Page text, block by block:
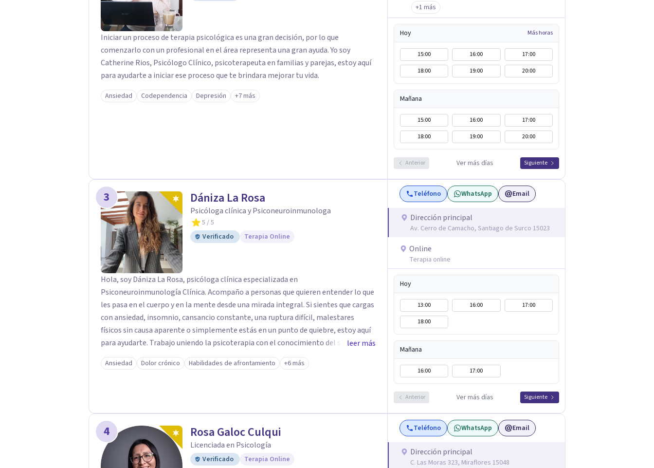
Iniciar un proceso de terapia psicológica es una gran decisión, por lo que
comenzarlo con un profesional en el área representa una gran ayuda. Yo soy
Catherine Rios, Psicólogo Clínico, psicoterapeuta en familias y parejas, estoy aquí
para ayudarte a iniciar ese proceso que te brindara mejorar tu vida.
Ansiedad Codependencia Depresión +7 más
+1 más
Hoy Más horas
15:00 16:00
17:00
18:00
19:00 20:00
Mañana
15:00 16:00
17:00
18:00
19:00 20:00
Anterior Ver más días Siguiente
3 Dániza La Rosa
Psicóloga clínica y Psiconeuroinmunologa
5 / 5
Verificado
Terapia Online
Hola, soy Dániza La Rosa, psicóloga clínica especializada en
Psiconeuroinmunología Clínica. Acompaño a personas que quieren entender lo que
les pasa en el cuerpo y en la mente desde una mirada integral. Si sientes que cargas
con ansiedad, insomnio, cansancio constante, una ruptura difícil, malestares
físicos sin causa aparente o simplemente estás en un punto de quiebre, estoy aquí
para ayudarte. Trabajo uniendo la psicoterapia con el conocimiento del sistema
inmune, hormonal y nervioso, para ir más allá del síntoma y descubrir qué hay
detrás. Mis sesiones son un espacio seguro, empático y sin juicios, donde tu historia
leer más
Ansiedad Dolor crónico Habilidades de afrontamiento +6 más
Teléfono WhatsApp Email
Dirección principal
Av. Cerro de Camacho, Santiago de Surco 15023
Online
Terapia online
Hoy
13:00 16:00
17:00
18:00
Mañana
16:00 17:00
Anterior Ver más días Siguiente
4 Rosa Galoc Culqui
Licenciada en Psicología
Verificado Terapia Online
Teléfono WhatsApp Email
Dirección principal
C. Las Moras 323, Miraflores 15048